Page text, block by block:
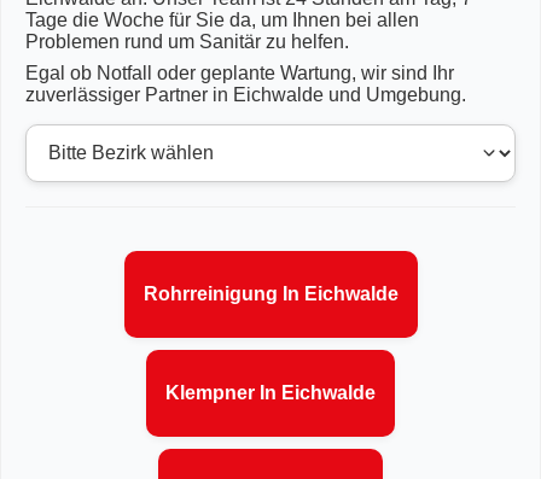
Tage die Woche für Sie da, um Ihnen bei allen
Problemen rund um Sanitär zu helfen.
Egal ob Notfall oder geplante Wartung, wir sind Ihr
zuverlässiger Partner in Eichwalde und Umgebung.
Rohrreinigung In Eichwalde
Klempner In Eichwalde